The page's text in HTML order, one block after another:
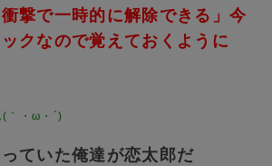
衝撃で一時的に解除できる」今
クなので覚えておくように
(｀・ω・´)
ていた俺達が恋太郎だ